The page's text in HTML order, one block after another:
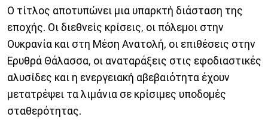
Ο τίτλος αποτυπώνει μια υπαρκτή διάσταση της
εποχής. Οι διεθνείς κρίσεις, οι πόλεμοι στην
Ουκρανία και στη Μέση Ανατολή, οι επιθέσεις στην
Ερυθρά Θάλασσα, οι αναταράξεις στις εφοδιαστικές
αλυσίδες και η ενεργειακή αβεβαιότητα έχουν
μετατρέψει τα λιμάνια σε κρίσιμες υποδομές
σταθερότητας.